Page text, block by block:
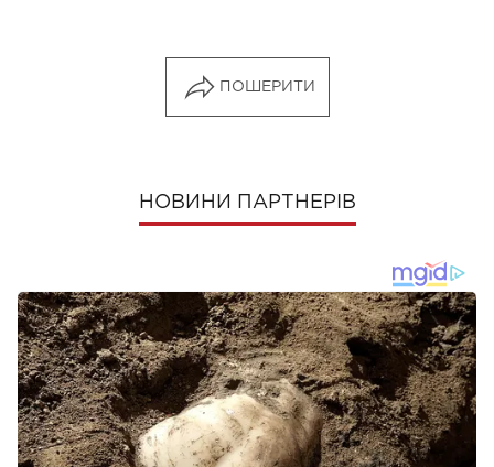
ПОШЕРИТИ
НОВИНИ ПАРТНЕРІВ